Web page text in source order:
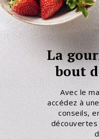
La
bout
Avec le
accédez à
conseils,
découvertes